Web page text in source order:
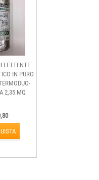
IN PURO
2,35 MQ